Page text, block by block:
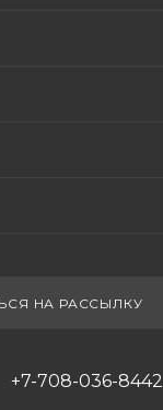
НА РАССЫЛКУ
+7-708-036-8442